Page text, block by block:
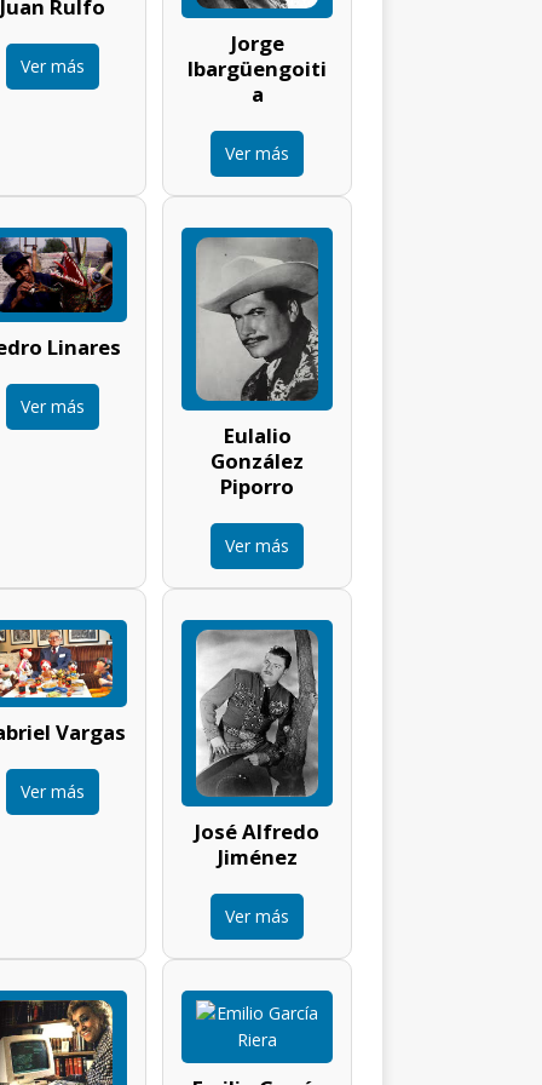
Juan Rulfo
Ver más
Jorge
Ibargüengoiti
a
Ver más
Linares
Ver más
Eulalio
González
Piporro
Ver más
Vargas
Ver más
José Alfredo
Jiménez
Ver más